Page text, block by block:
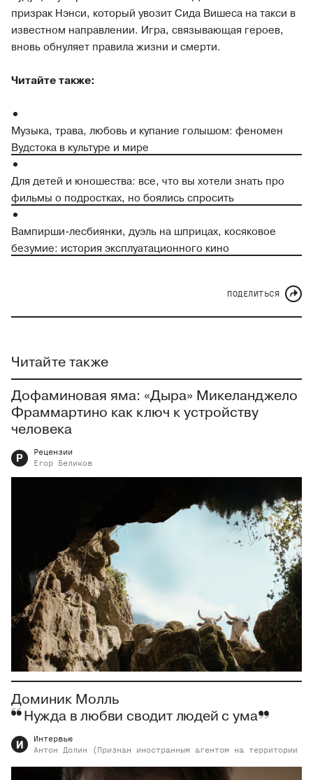
призрак Нэнси, который увозит Сида Вишеса на такси в
известном направлении. Игра, связывающая героев,
вновь обнуляет правила жизни и смерти.
Читайте также:
Музыка, трава, любовь и купание голышом: феномен
Вудстока в культуре и мире
Для детей и юношества: все, что вы хотели знать про
фильмы о подростках, но боялись спросить
Вампирши-лесбиянки, дуэль на шприцах, косяковое
безумие: история эксплуатационного кино
ПОДЕЛИТЬСЯ
Читайте также
Дофаминовая яма: «Дыра» Микеланджело
Фраммартино как ключ к устройству
человека
Р
Рецензии
Егор
Беликов
Доминик Молль
Нужда в любви сводит людей с ума
И
Интервью
Антон
Долин (Признан иностранным агентом на территории